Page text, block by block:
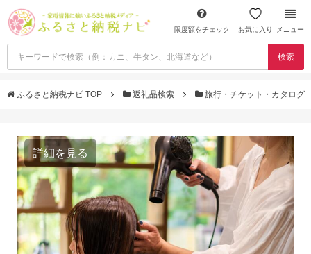
限度額をチェック お気に入り メニュー
検索
ふるさと納税ナビ TOP 返礼品検索 旅行・チケット・カタログ
詳細を見る